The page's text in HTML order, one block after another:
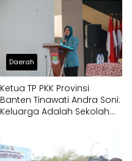
Daerah
Ketua TP PKK Provinsi
Banten Tinawati Andra Soni:
Keluarga Adalah Sekolah